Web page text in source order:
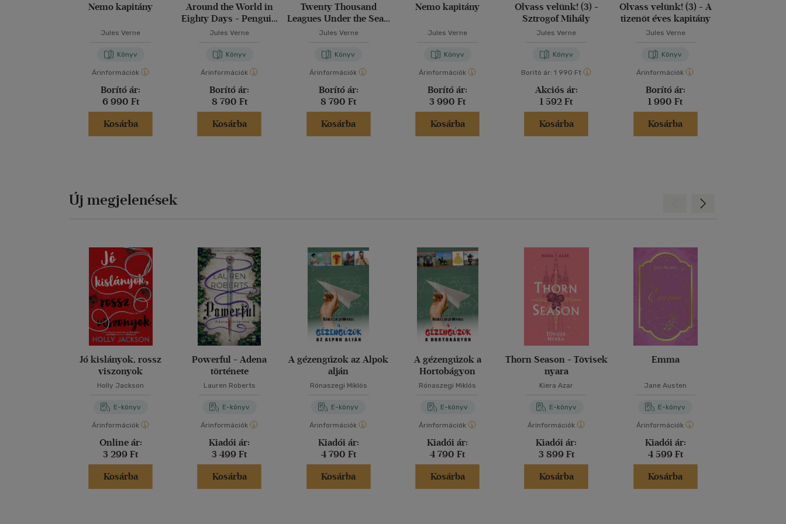
Nemo kapitány
Jules Verne
Könyv
Árinformációk
Borító ár:
6 990 Ft
Kosárba
Around the World in
Eighty Days - Penguin
Clothbound Classics
Jules Verne
Könyv
Árinformációk
Borító ár:
8 790 Ft
Kosárba
Twenty Thousand
Leagues Under the Sea -
Penguin Clothbound
Jules Verne
Könyv
Árinformációk
Borító ár:
8 790 Ft
Kosárba
Nemo kapitány
Jules Verne
Könyv
Árinformációk
Borító ár:
3 990 Ft
Kosárba
Olvass velünk! (3) -
Sztrogof Mihály
Jules Verne
Könyv
Borító ár: 1 990 Ft
Akciós ár:
1 592 Ft
Kosárba
Olvass velünk! (3) - A
tizenöt éves kapitány
Jules Verne
Könyv
Árinformációk
Borító ár:
1 990 Ft
Kosárba
Új megjelenések
Jó kislányok, rossz
viszonyok
Holly Jackson
E-könyv
Árinformációk
Online ár:
3 299 Ft
Kosárba
Powerful - Adena
története
Lauren Roberts
E-könyv
Árinformációk
Kiadói ár:
3 499 Ft
Kosárba
A gézengúzok az Alpok
alján
Rónaszegi Miklós
E-könyv
Árinformációk
Kiadói ár:
4 790 Ft
Kosárba
A gézengúzok a
Hortobágyon
Rónaszegi Miklós
E-könyv
Árinformációk
Kiadói ár:
4 790 Ft
Kosárba
Thorn Season - Tövisek
nyara
Kiera Azar
E-könyv
Árinformációk
Kiadói ár:
3 899 Ft
Kosárba
Emma
Jane Austen
E-könyv
Árinformációk
Kiadói ár:
4 599 Ft
Kosárba
Előre